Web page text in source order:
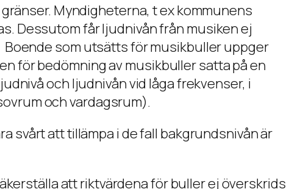
Myndigheterna, t ex kommunens
Dessutom får ljudnivån från musiken ej
Boende som utsätts för musikbuller uppger
för bedömning av musikbuller satta på en
och ljudnivån vid låga frekvenser, i
och vardagsrum).
svårt att tillämpa i de fall bakgrundsnivån är
att riktvärdena för buller ej överskrids